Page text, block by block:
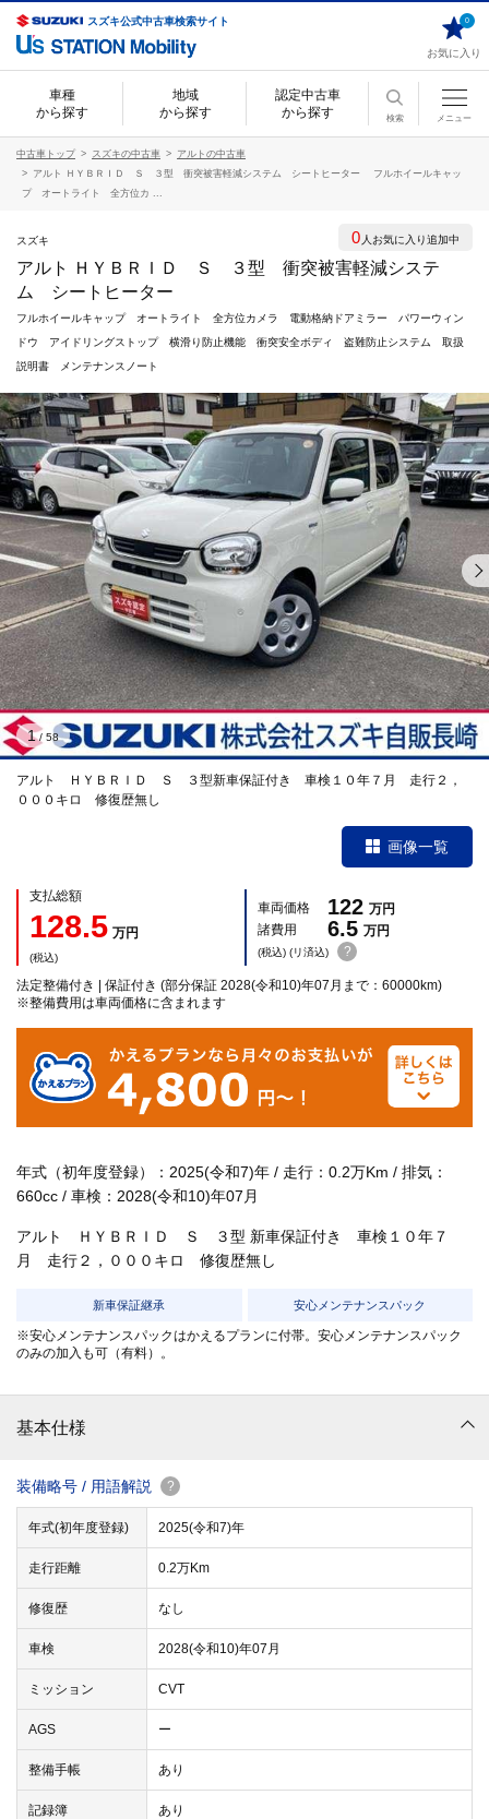
スズキ公式中古車検索サイト
お気に入り
0
車種
から探す
地域
から探す
認定中古車
から探す
検索 メニュー
中古車トップ スズキの中古車
アルトの中古車
アルト ＨＹＢＲＩＤ Ｓ ３型 衝突被害軽減システム シートヒーター フルホイールキャッ
プ オートライト 全方位カ ...
スズキ
アルト ＨＹＢＲＩＤ Ｓ ３型 衝突被害軽減システ
ム シートヒーター
フルホイールキャップ オートライト 全方位カメラ 電動格納ドアミラー パワーウィン
ドウ アイドリングストップ 横滑り防止機能 衝突安全ボディ 盗難防止システム 取扱
説明書 メンテナンスノート
アルト ＨＹＢＲＩＤ Ｓ ３型新車保証付き 車検１０年７月 走行２，
０００キロ 修復歴無し
1/ 58
画像一覧
支払総額
128.5 万円
(税込)
車両価格 122 万円
諸費用
6.5 万円
(税込) (リ済込) ?
法定整備付き | 保証付き (部分保証 2028(令和10)年07月まで：60000km)
※整備費用は車両価格に含まれます
年式（初年度登録）：2025(令和7)年 / 走行：0.2万Km / 排気：
660cc / 車検：2028(令和10)年07月
アルト ＨＹＢＲＩＤ Ｓ ３型 新車保証付き 車検１０年７
月 走行２，０００キロ 修復歴無し
新車保証継承 安心メンテナンスパック
※安心メンテナンスパックはかえるプランに付帯。安心メンテナンスパック
のみの加入も可（有料）。
基本仕様
装備略号 / 用語解説 ?
年式(初年度登録) 2025(令和7)年
走行距離 0.2万Km
修復歴 なし
車検 2028(令和10)年07月
ミッション CVT
AGS ー
整備手帳 あり
記録簿 あり
0 人お気に入り追加中